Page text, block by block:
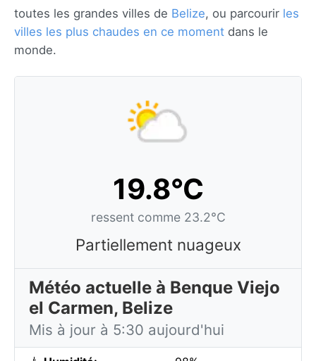
toutes les grandes villes de Belize, ou parcourir les
villes les plus chaudes en ce moment dans le
monde.
19.8°C
ressent comme 23.2°C
Partiellement nuageux
Météo actuelle à Benque Viejo
el Carmen, Belize
Mis à jour à 5:30 aujourd'hui